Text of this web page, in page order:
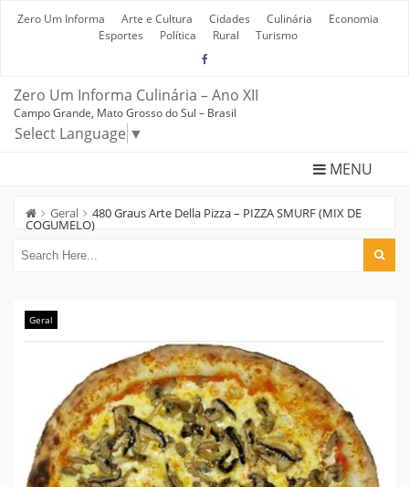
Zero Um Informa Arte e Cultura Cidades Culinária
Economia
Esportes
Política Rural Turismo
Zero Um Informa Culinária – Ano XII
Campo Grande, Mato Grosso do Sul – Brasil
Select Language ▼
MENU
Geral 480 Graus Arte Della Pizza – PIZZA SMURF (MIX DE
COGUMELO)
Geral